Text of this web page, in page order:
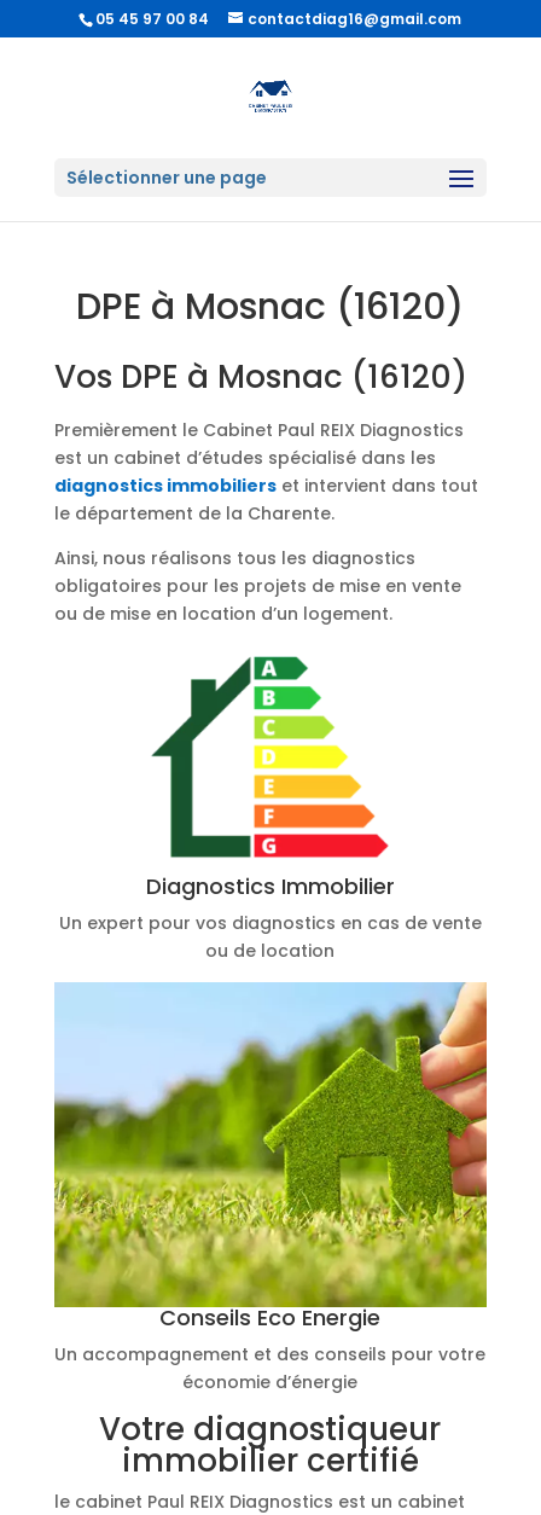
05 45 97 00 84 contactdiag16@gmail.com
Sélectionner une page
DPE à Mosnac (16120)
Vos DPE à Mosnac (16120)
Premièrement le Cabinet Paul REIX Diagnostics
est un cabinet d’études spécialisé dans les
diagnostics immobilierset intervient dans tout
le département de la Charente.
Ainsi, nous réalisons tous les diagnostics
obligatoires pour les projets de mise en vente
ou de mise en location d’un logement.
Diagnostics Immobilier
Un expert pour vos diagnostics en cas de vente
ou de location
Conseils Eco Energie
Un accompagnement et des conseils pour votre
économie d’énergie
Votre diagnostiqueur
immobilier certifié
le cabinet Paul REIX Diagnostics est un cabinet